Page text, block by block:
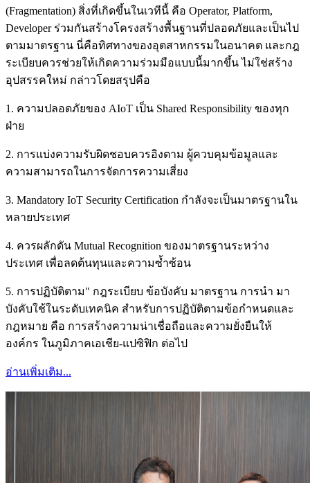
(Fragmentation) สิ่งที่เกิดขึ้นในเวทีนี้ คือ Operator, Platform,
Developer ร่วมกันสร้างโครงสร้างพื้นฐานที่ปลอดภัยและเป็นไป
ตามมาตรฐาน นี่คือทิศทางของอุตสาหกรรมในอนาคต และกฎ
ระเบียบควรช่วยให้เกิดความร่วมมือแบบนี้มากขึ้น ไม่ใช่สร้าง
อุปสรรคใหม่ กล่าวโดยสรุปคือ
1. ความปลอดภัยของ AIoT เป็น Shared Responsibility ของทุก
ฝ่าย
2. การแบ่งความรับผิดชอบควรอิงตาม ผู้ควบคุมข้อมูลและ
ความสามารถในการจัดการความเสี่ยง
3. Mandatory IoT Security Certification กำลังจะเป็นมาตรฐานใน
หลายประเทศ
4. ควรผลักดัน Mutual Recognition ของมาตรฐานระหว่าง
ประเทศ เพื่อลดต้นทุนและความซ้ำซ้อน
5. การปฏิบัติตาม" กฎระเบียบ ข้อบังคับ มาตรฐาน การนำ มา
บังคับใช้ในระดับเทคนิค สำหรับการปฏิบัติตามข้อกำหนดและ
กฎหมาย คือ การสร้างความน่าเชื่อถือและความยั่งยืนให้
องค์กร ในภูมิภาคเอเชีย-แปซิฟิก ต่อไป
อ่านเพิ่มเติม...